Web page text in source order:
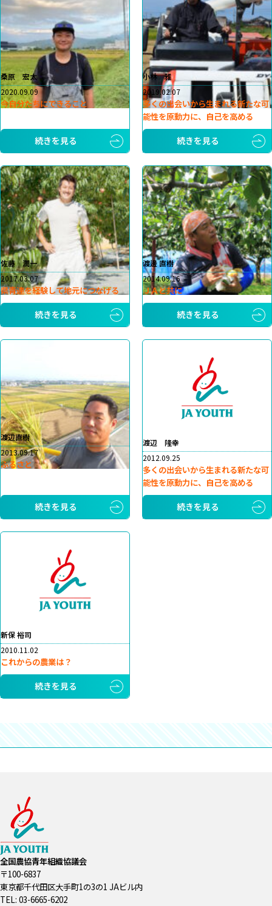
桑原 宏太
2020.09.09
今自分たちにできること
続きを見る
小林 雅
2019.02.07
多くの出会いから生まれる新たな可
能性を原動力に、自己を高める
続きを見る
佐藤 潤一
2017.03.07
県青連を経験して地元につなげる
続きを見る
渡邊 直樹
2014.09.16
ＪＡと共に
続きを見る
渡辺直樹
2013.09.17
ふるさと
続きを見る
渡辺 隆幸
2012.09.25
多くの出会いから生まれる新たな可
能性を原動力に、自己を高める
続きを見る
新保 裕司
2010.11.02
これからの農業は？
続きを見る
全国農協青年組織協議会
〒100-6837
東京都千代田区大手町1の3の1 JAビル内
TEL: 03-6665-6202